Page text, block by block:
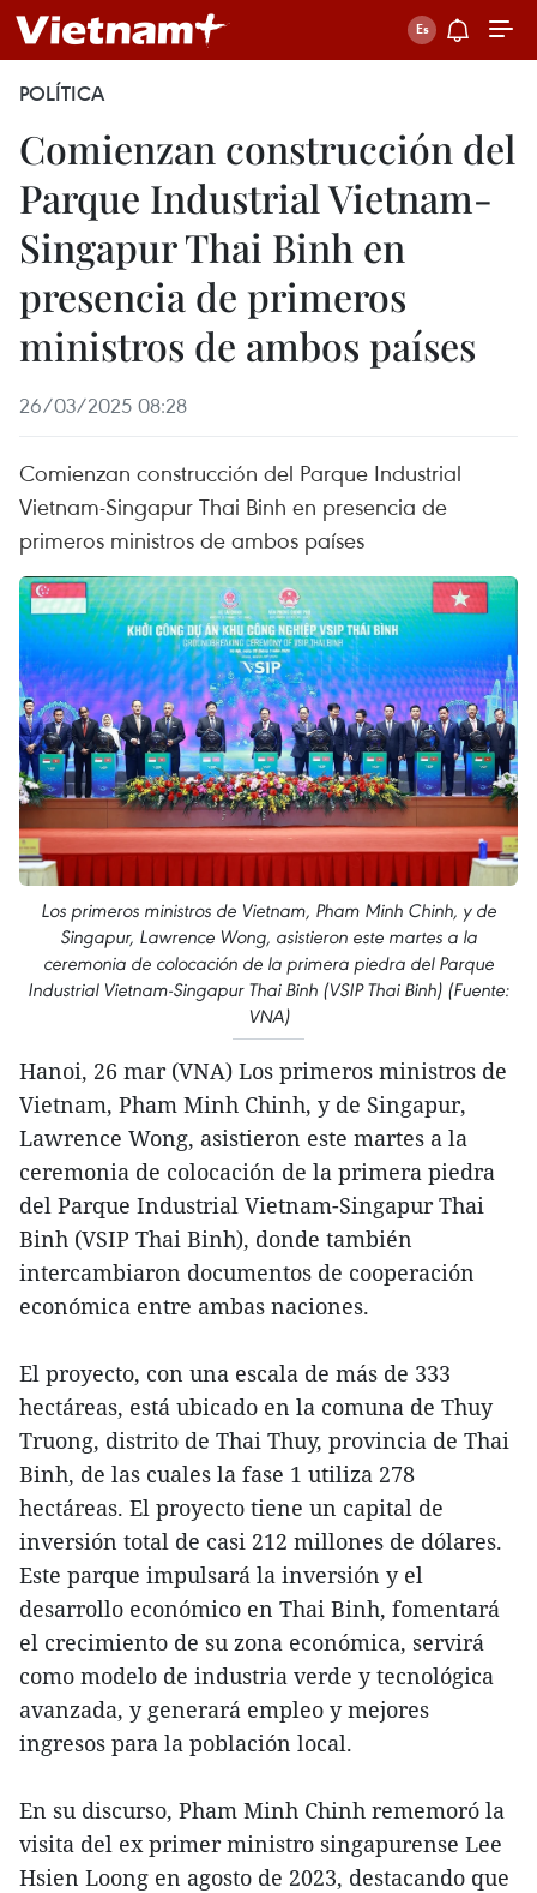
POLÍTICA
Comienzan construcción del
Parque Industrial Vietnam-
Singapur Thai Binh en
presencia de primeros
ministros de ambos países
26/03/2025 08:28
Comienzan construcción del Parque Industrial
Vietnam-Singapur Thai Binh en presencia de
primeros ministros de ambos países
Los primeros ministros de Vietnam, Pham Minh Chinh, y de
Singapur, Lawrence Wong, asistieron este martes a la
ceremonia de colocación de la primera piedra del Parque
Industrial Vietnam-Singapur Thai Binh (VSIP Thai Binh) (Fuente:
VNA)
Hanoi, 26 mar (VNA) Los primeros ministros de
Vietnam, Pham Minh Chinh, y de Singapur,
Lawrence Wong, asistieron este martes a la
ceremonia de colocación de la primera piedra
del Parque Industrial Vietnam-Singapur Thai
Binh (VSIP Thai Binh), donde también
intercambiaron documentos de cooperación
económica entre ambas naciones.
El proyecto, con una escala de más de 333
hectáreas, está ubicado en la comuna de Thuy
Truong, distrito de Thai Thuy, provincia de Thai
Binh, de las cuales la fase 1 utiliza 278
hectáreas. El proyecto tiene un capital de
inversión total de casi 212 millones de dólares.
Este parque impulsará la inversión y el
desarrollo económico en Thai Binh, fomentará
el crecimiento de su zona económica, servirá
como modelo de industria verde y tecnológica
avanzada, y generará empleo y mejores
ingresos para la población local.
En su discurso, Pham Minh Chinh rememoró la
visita del ex primer ministro singapurense Lee
Hsien Loong en agosto de 2023, destacando que